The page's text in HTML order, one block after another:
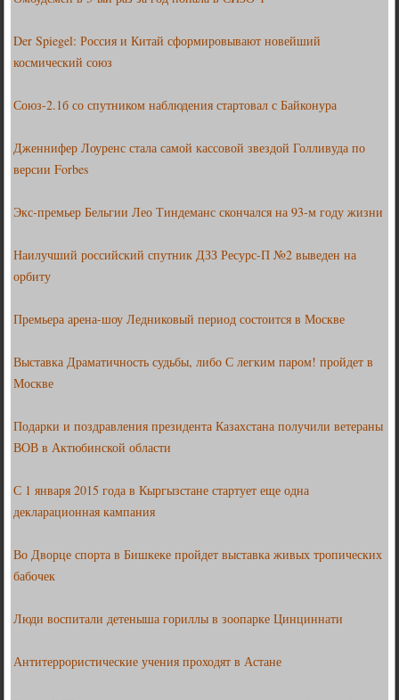
Der Spiegel: Россия и Китай сформировывают новейший
космический союз
Союз-2.1б со спутником наблюдения стартовал с Байконура
Дженнифер Лоуренс стала самой кассовой звездой Голливуда по
версии Forbes
Экс-премьер Бельгии Лео Тиндеманс скончался на 93-м году жизни
Наилучший российский спутник ДЗЗ Ресурс-П №2 выведен на
орбиту
Премьера арена-шоу Ледниковый период состоится в Москве
Выставка Драматичность судьбы, либо С легким паром! пройдет в
Москве
Подарки и поздравления президента Казахстана получили ветераны
ВОВ в Актюбинской области
С 1 января 2015 года в Кыргызстане стартует еще одна
декларационная кампания
Во Дворце спорта в Бишкеке пройдет выставка живых тропических
бабочек
Люди воспитали детеныша гориллы в зоопарке Цинциннати
Антитеррористические учения проходят в Астане